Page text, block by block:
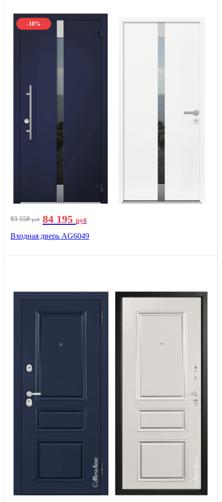
-10%
93 550руб 84 195 руб
Входная дверь AG6049